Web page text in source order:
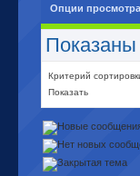
Опции просмотра
Критерий
Показать